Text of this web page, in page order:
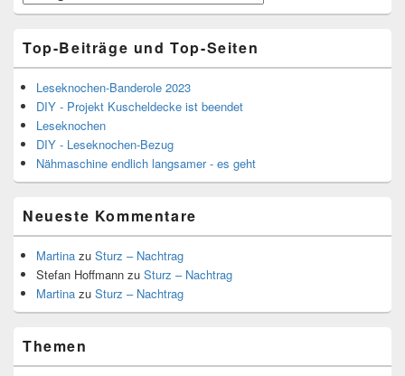
Top-Beiträge und Top-Seiten
Leseknochen-Banderole 2023
DIY - Projekt Kuscheldecke ist beendet
Leseknochen
DIY - Leseknochen-Bezug
Nähmaschine endlich langsamer - es geht
Neueste Kommentare
Martina zu Sturz – Nachtrag
Stefan Hoffmann zu Sturz – Nachtrag
Martina zu Sturz – Nachtrag
Themen